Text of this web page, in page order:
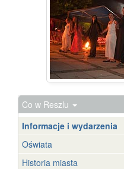
Co w Reszlu
Informacje i wydarzenia
Oświata
Historia miasta